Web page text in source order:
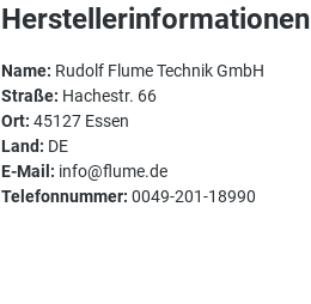
Herstellerinformationen
Name: Rudolf Flume Technik GmbH
Straße: Hachestr. 66
Ort: 45127 Essen
Land: DE
E-Mail: info@flume.de
Telefonnummer: 0049-201-18990